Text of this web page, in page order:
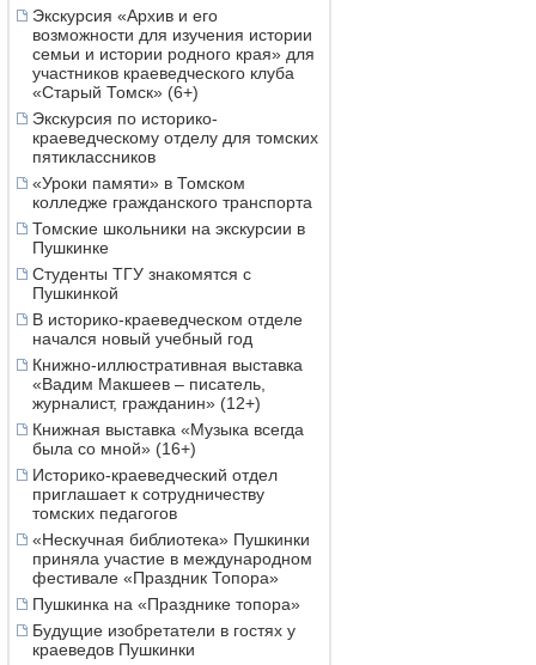
Экскурсия «Архив и его
возможности для изучения истории
семьи и истории родного края» для
участников краеведческого клуба
«Старый Томск» (6+)
Экскурсия по историко-
краеведческому отделу для томских
пятиклассников
«Уроки памяти» в Томском
колледже гражданского транспорта
Томские школьники на экскурсии в
Пушкинке
Студенты ТГУ знакомятся с
Пушкинкой
В историко-краеведческом отделе
начался новый учебный год
Книжно-иллюстративная выставка
«Вадим Макшеев – писатель,
журналист, гражданин» (12+)
Книжная выставка «Музыка всегда
была со мной» (16+)
Историко-краеведческий отдел
приглашает к сотрудничеству
томских педагогов
«Нескучная библиотека» Пушкинки
приняла участие в международном
фестивале «Праздник Топора»
Пушкинка на «Празднике топора»
Будущие изобретатели в гостях у
краеведов Пушкинки